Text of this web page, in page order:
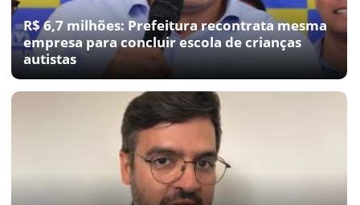
R$ 6,7 milhões: Prefeitura recontrata mesma
empresa para concluir escola de crianças
autistas